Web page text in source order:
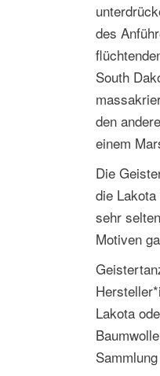
des
South
den
einem
Die
die
sehr
Motiven
Lakota